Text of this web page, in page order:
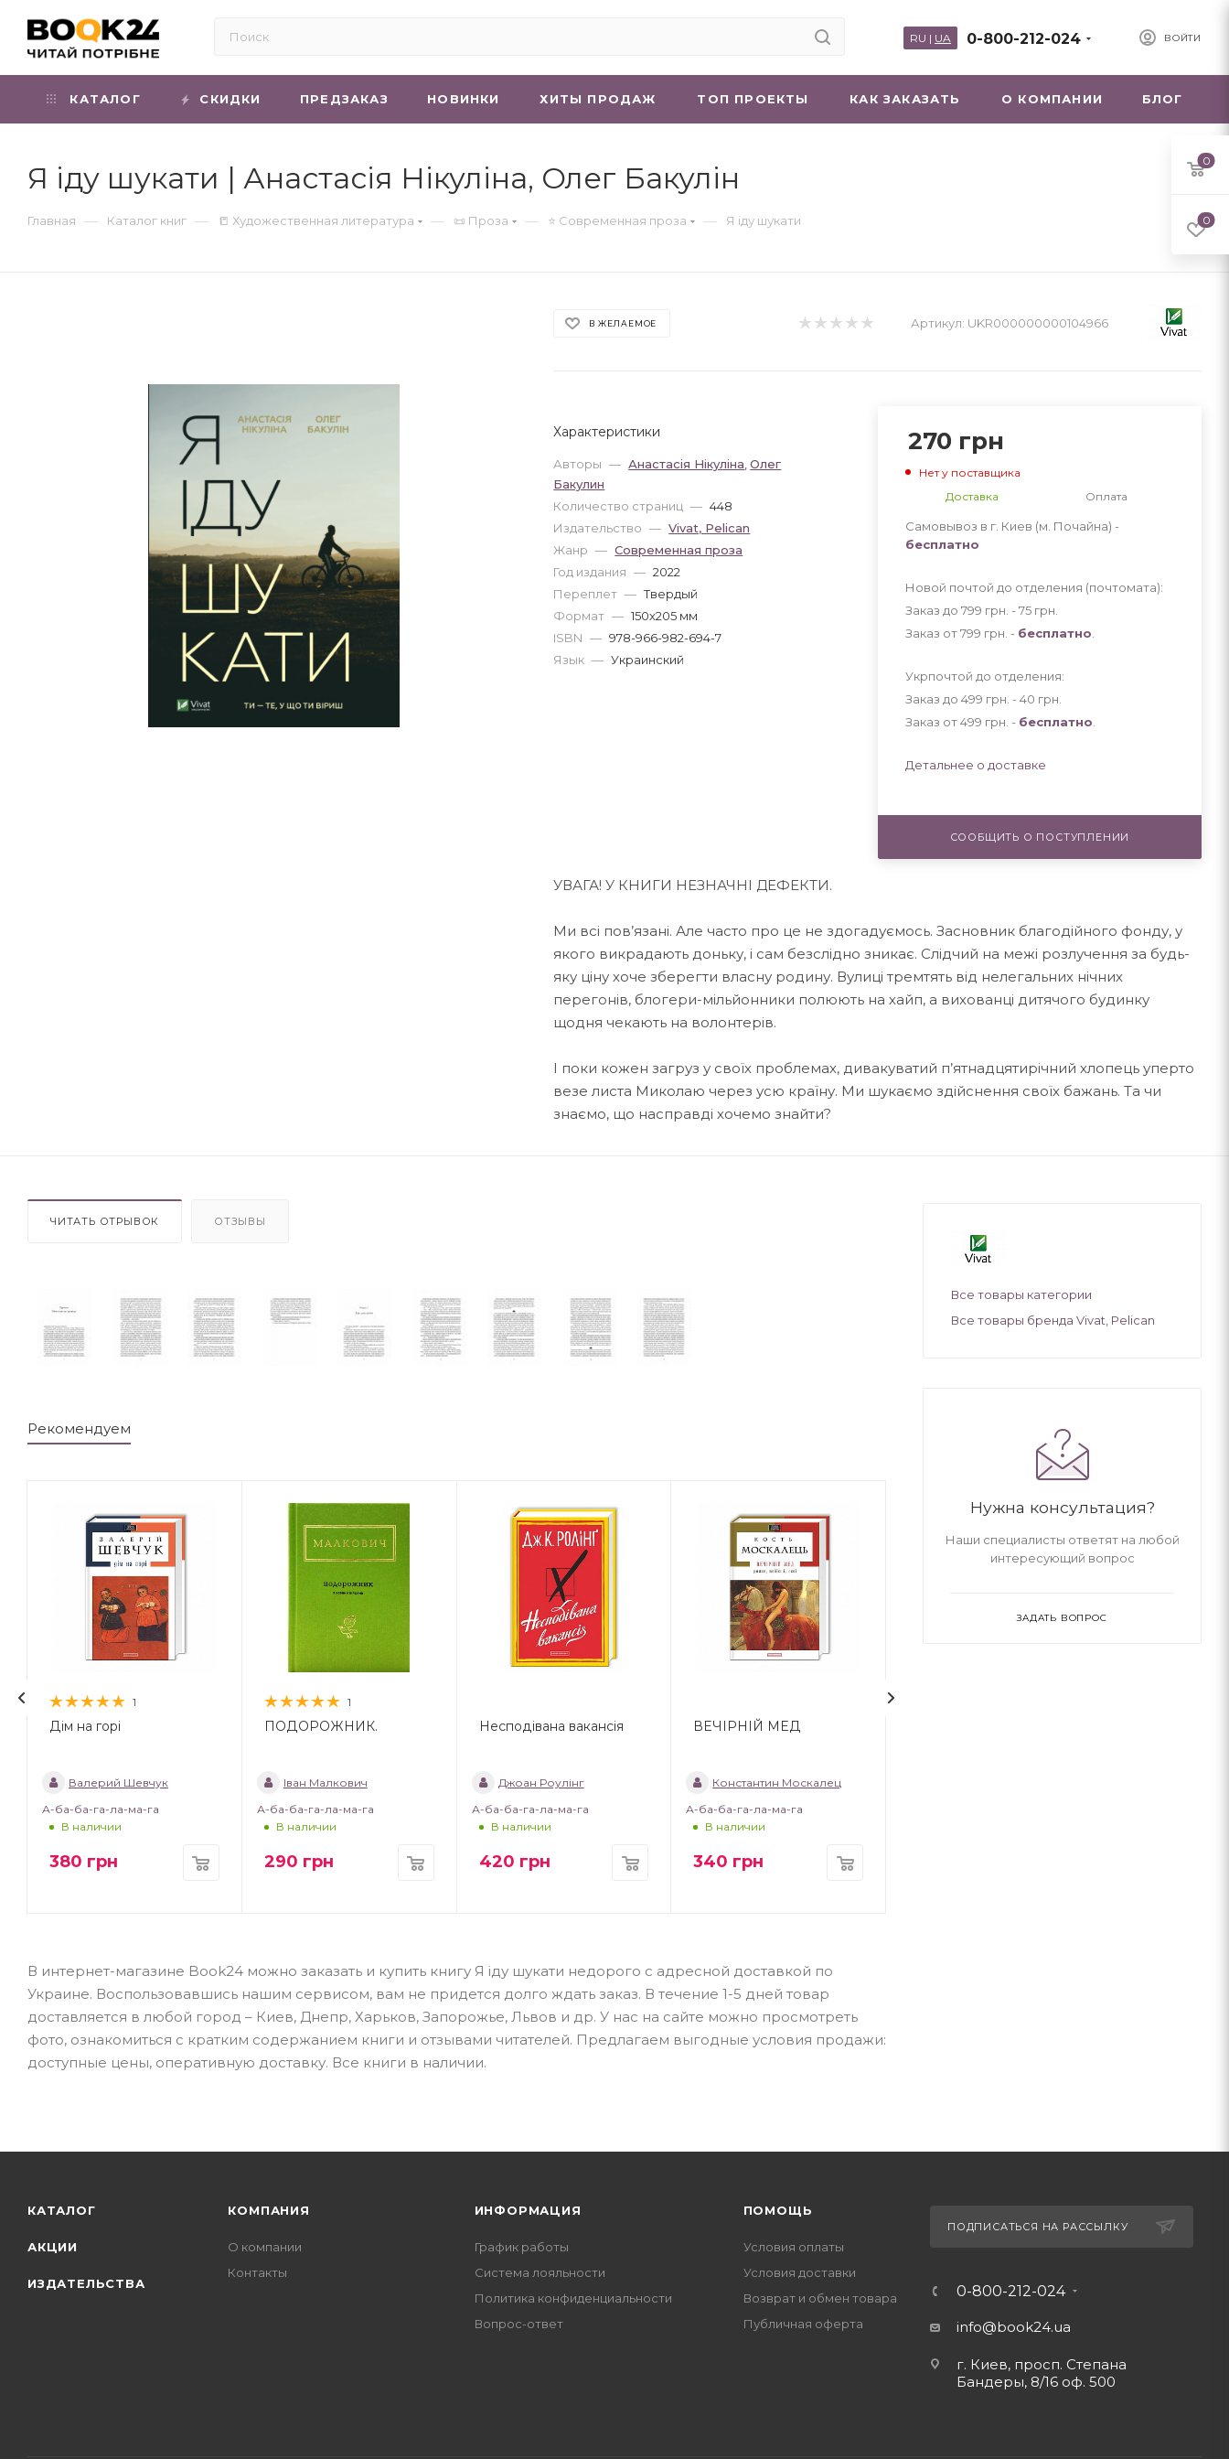
ВОЙТИ
0-800-212-024
RU | UA
КАТАЛОГ СКИДКИ ПРЕДЗАКАЗ НОВИНКИ ХИТЫ ПРОДАЖ ТОП ПРОЕКТЫ КАК ЗАКАЗАТЬ О КОМПАНИИ БЛОГ
Я іду шукати | Анастасія Нікуліна, Олег Бакулін
Главная — Каталог книг — 📒 Художественная литература — 📜 Проза — ⭐ Современная проза — Я іду шукати
В ЖЕЛАЕМОЕ Артикул: UKR000000000104966
Характеристики
Авторы — Анастасія Нікуліна ,Олег
Бакулин
Количество страниц — 448
Издательство — Vivat, Pelican
Жанр — Современная проза
Год издания — 2022
Переплет — Твердый
Формат — 150x205 мм
ISBN — 978-966-982-694-7
Язык — Украинский
270 грн
Нет у поставщика
Доставка
Оплата
Самовывоз в г. Киев (м. Почайна) -
бесплатно
Новой почтой до отделения (почтомата):
Заказ до 799 грн. - 75 грн
Заказ от 799 грн. - бесплатно
Укрпочтой до отделения:
Заказ до 499 грн. - 40 грн
Заказ от 499 грн. - бесплатно
Детальнее о доставке
СООБЩИТЬ О ПОСТУПЛЕНИИ
УВАГА! У КНИГИ НЕЗНАЧНІ ДЕФЕКТИ.
Ми всі пов’язані. Але часто про це не здогадуємось. Засновник благодійного фонду, у
якого викрадають доньку, і сам безслідно зникає. Слідчий на межі розлучення за будь-
яку ціну хоче зберегти власну родину. Вулиці тремтять від нелегальних нічних
перегонів, блогери-мільйонники полюють на хайп, а вихованці дитячого будинку
щодня чекають на волонтерів.
І поки кожен загруз у своїх проблемах, дивакуватий п’ятнадцятирічний хлопець уперто
везе листа Миколаю через усю країну. Ми шукаємо здійснення своїх бажань. Та чи
знаємо, що насправді хочемо знайти?
ЧИТАТЬ ОТРЫВОК ОТЗЫВЫ
Рекомендуем
1
Дім на горі
Валерий Шевчук
А-ба-ба-га-ла-ма-га
В наличии
380 грн
1
ПОДОРОЖНИК.
Іван Малкович
А-ба-ба-га-ла-ма-га
В наличии
290 грн
Несподівана вакансія
Джоан Роулінг
А-ба-ба-га-ла-ма-га
В наличии
420 грн
ВЕЧІРНІЙ МЕД
Константин Москалец
А-ба-ба-га-ла-ма-га
В наличии
340 грн
В интернет-магазине Book24 можно заказать и купить книгу Я іду шукати недорого с адресной доставкой по
Украине. Воспользовавшись нашим сервисом, вам не придется долго ждать заказ. В течение 1-5 дней товар
доставляется в любой город – Киев, Днепр, Харьков, Запорожье, Львов и др. У нас на сайте можно просмотреть
фото, ознакомиться с кратким содержанием книги и отзывами читателей. Предлагаем выгодные условия продажи:
доступные цены, оперативную доставку. Все книги в наличии.
Все товары категории
Все товары бренда Vivat, Pelican
Нужна консультация?
Наши специалисты ответят на любой
интересующий вопрос
ЗАДАТЬ ВОПРОС
КАТАЛОГ
АКЦИИ
ИЗДАТЕЛЬСТВА
КОМПАНИЯ
О компании
Контакты
ИНФОРМАЦИЯ
График работы
Система лояльности
Политика конфиденциальности
Вопрос-ответ
ПОМОЩЬ
Условия оплаты
Условия доставки
Возврат и обмен товара
Публичная оферта
ПОДПИСАТЬСЯ НА РАССЫЛКУ
0-800-212-024
info@book24.ua
г. Киев, просп. Степана
Бандеры, 8/16 оф. 500
0
0